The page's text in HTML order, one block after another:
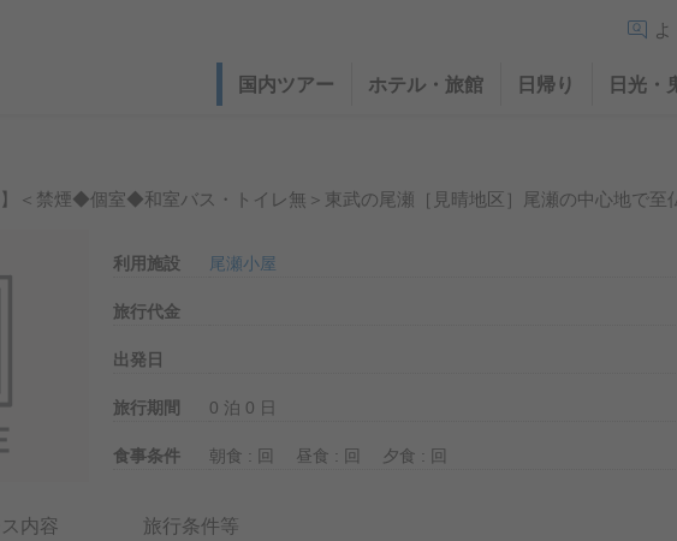
国内ツアー ホテル・旅館 日帰り 日光・
＜禁煙◆個室◆和室バス・トイレ無＞東武の尾瀬［見晴地区］尾瀬の中心地で至
利用施設 尾瀬小屋
旅行代金
出発日
旅行期間 0 泊 0 日
食事条件 朝食 : 回 昼食 : 回 夕食 : 回
内容 旅行条件等